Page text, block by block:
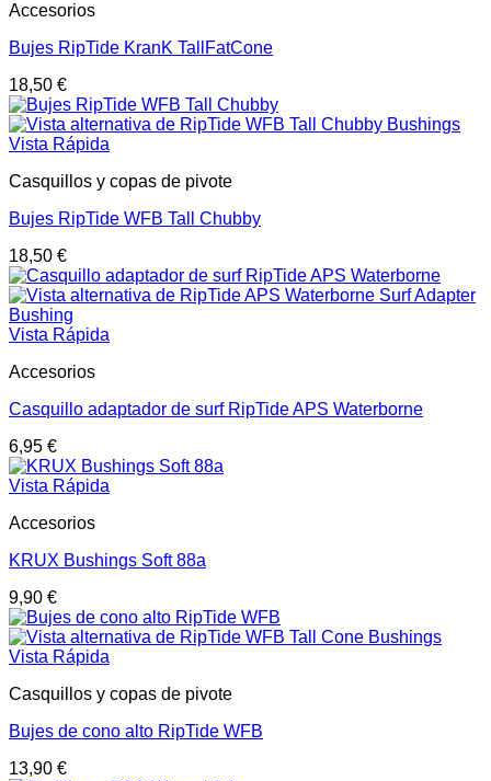
Accesorios
Bujes RipTide KranK TallFatCone
18,50 €
Vista Rápida
Casquillos y copas de pivote
Bujes RipTide WFB Tall Chubby
18,50 €
Vista Rápida
Accesorios
Casquillo adaptador de surf RipTide APS Waterborne
6,95 €
Vista Rápida
Accesorios
KRUX Bushings Soft 88a
9,90 €
Vista Rápida
Casquillos y copas de pivote
Bujes de cono alto RipTide WFB
13,90 €